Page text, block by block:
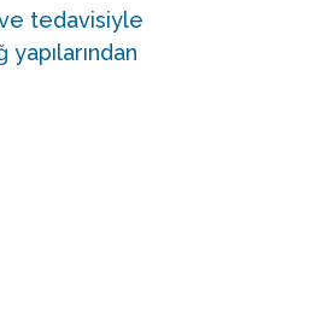
ve tedavisiyle